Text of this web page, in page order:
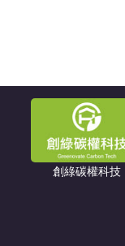
創綠碳權科技